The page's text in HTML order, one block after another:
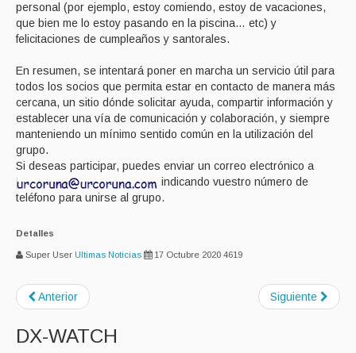
personal (por ejemplo, estoy comiendo, estoy de vacaciones,
que bien me lo estoy pasando en la piscina… etc) y
felicitaciones de cumpleaños y santorales.
En resumen, se intentará poner en marcha un servicio útil para
todos los socios que permita estar en contacto de manera más
cercana, un sitio dónde solicitar ayuda, compartir información y
establecer una vía de comunicación y colaboración, y siempre
manteniendo un mínimo sentido común en la utilización del
grupo.
Si deseas participar, puedes enviar un correo electrónico a
indicando vuestro número de
teléfono para unirse al grupo.
Detalles
Super User Ultimas Noticias 17 Octubre 2020 4619
Anterior Siguiente
DX-WATCH